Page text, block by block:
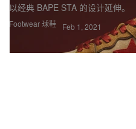
Footwear 球鞋
以经典 BAPE STA 的设计延伸。
Feb 1, 2021